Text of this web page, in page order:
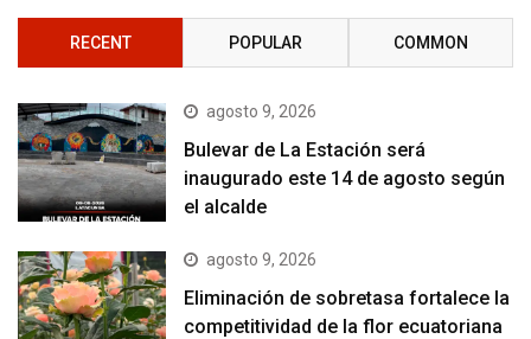
RECENT POPULAR COMMON
agosto 9, 2026
Bulevar de La Estación será
inaugurado este 14 de agosto según
el alcalde
agosto 9, 2026
Eliminación de sobretasa fortalece la
competitividad de la flor ecuatoriana